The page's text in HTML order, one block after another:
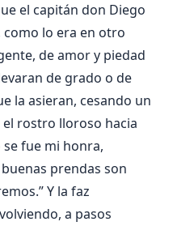
el capitán don Diego
lo era en otro
de amor y piedad
de grado o de
la asieran, cesando un
rostro lloroso hacia
fue mi honra,
prendas son
Y la faz
a pasos